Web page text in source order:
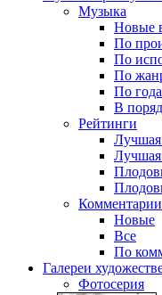
Музыка
Новые
По
По
По
По
В
Рейтинги
Лучшая
Лучшая
Комментарии
Новые
Все
По
Галереи
Фотосерия